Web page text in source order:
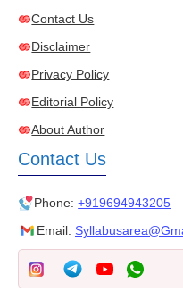
Contact Us
Disclaimer
Privacy Policy
Editorial Policy
About Author
Contact Us
Phone:+919694943205
Email: